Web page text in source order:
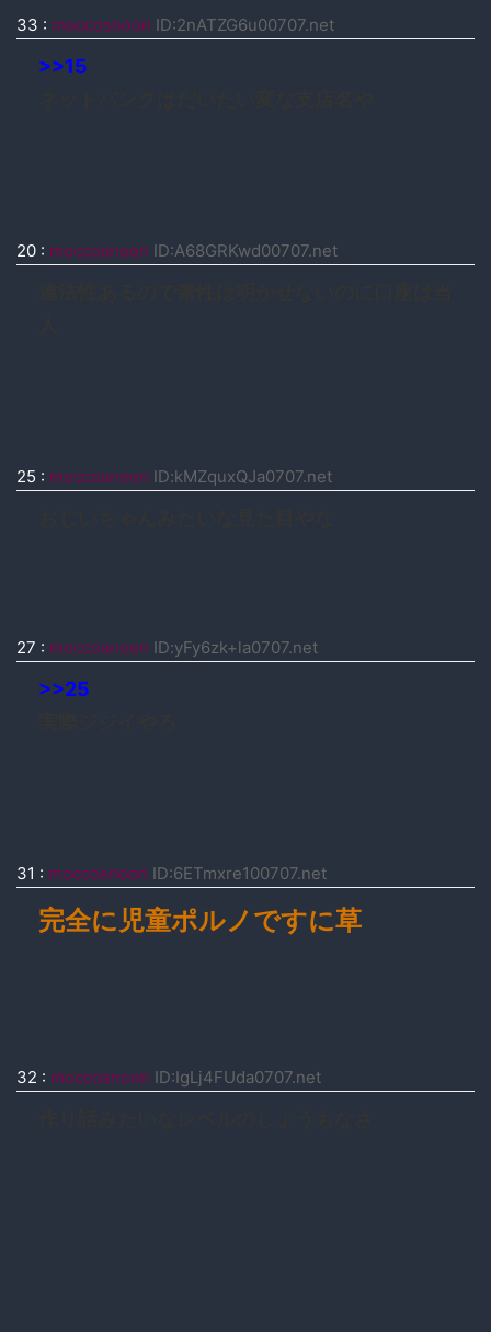
33 : moccosnoon ID:2nATZG6u00707.net
>>15
20 : moccosnoon ID:A68GRKwd00707.net
25 : moccosnoon ID:kMZquxQJa0707.net
27 : moccosnoon ID:yFy6zk+la0707.net
>>25
31 : moccosnoon ID:6ETmxre100707.net
完全に児童ポルノですに草
32 : moccosnoon ID:IgLj4FUda0707.net